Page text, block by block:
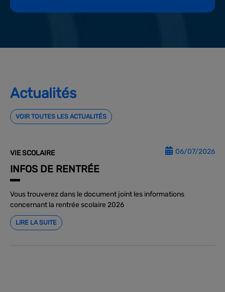
Actualités
VOIR TOUTES LES ACTUALITÉS
VIE SCOLAIRE 06/07/2026
INFOS DE RENTRÉE
Vous trouverez dans le document joint les informations
concernant la rentrée scolaire 2026
LIRE LA SUITE